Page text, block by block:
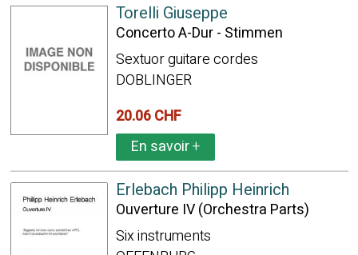
Torelli Giuseppe
Concerto A-Dur - Stimmen
Sextuor guitare cordes
DOBLINGER
20.06 CHF
En savoir+
Erlebach Philipp Heinrich
Ouverture IV (Orchestra Parts)
Six instruments